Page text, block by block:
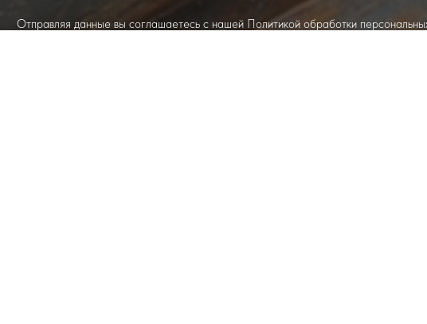
Отправляя данные вы соглашаетесь с нашей Политикой обработки